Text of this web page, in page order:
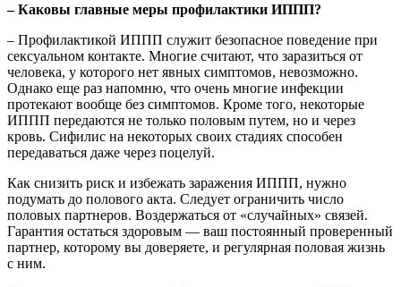
– Каковы главные меры профилактики ИППП?
– Профилактикой ИППП служит безопасное поведение при
сексуальном контакте. Многие считают, что заразиться от
человека, у которого нет явных симптомов, невозможно.
Однако еще раз напомню, что очень многие инфекции
протекают вообще без симптомов. Кроме того, некоторые
ИППП передаются не только половым путем, но и через
кровь. Сифилис на некоторых своих стадиях способен
передаваться даже через поцелуй.
Как снизить риск и избежать заражения ИППП, нужно
подумать до полового акта. Следует ограничить число
половых партнеров. Воздержаться от «случайных» связей.
Гарантия остаться здоровым — ваш постоянный проверенный
партнер, которому вы доверяете, и регулярная половая жизнь
с ним.